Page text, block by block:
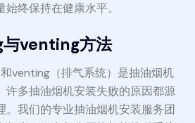
终保持在健康水平。
venting方法
venting（排气系统）是抽油烟机
许多抽油烟机安装失败的原因都源
。我们的专业抽油烟机安装服务团